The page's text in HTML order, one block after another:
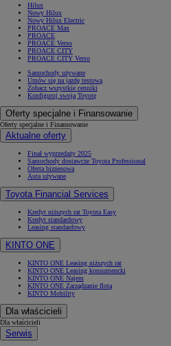
Hilux
Nowy Hilux
Nowy Hilux Electric
PROACE Max
PROACE
PROACE Verso
PROACE CITY
PROACE CITY Verso
Samochody używane
Umów się na jazdę testową
Zobacz wszystkie cenniki
Konfiguruj swoją Toyotę
Oferty specjalne i Finansowanie
Oferty specjalne i Finansowanie
Aktualne oferty
Finał wyprzedaży 2025
Samochody dostawcze Toyota Professional
Oferta biznesowa
Auta używane
Toyota Financial Services
Kredyt niższych rat Toyota Easy
Kredyt standardowy
Leasing standardowy
KINTO ONE
KINTO ONE Leasing niższych rat
KINTO ONE Leasing konsumencki
KINTO ONE Najem
KINTO ONE Zarządzanie flotą
KINTO Mobility
Dla właścicieli
Dla właścicieli
Serwis